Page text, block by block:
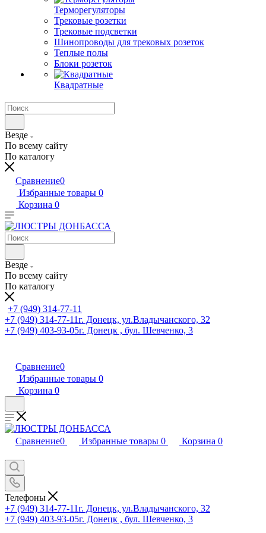
Терморегуляторы
Трековые розетки
Трековые подсветки
Шинопроводы для трековых розеток
Теплые полы
Блоки розеток
Квадратные
Везде
По всему сайту
По каталогу
Сравнение0
Избранные товары 0
Корзина 0
Везде
По всему сайту
По каталогу
+7 (949) 314-77-11
+7 (949) 314-77-11г. Донецк, ул.Владычанского, 32
+7 (949) 403-93-05г. Донецк , бул. Шевченко, 3
Сравнение0
Избранные товары 0
Корзина 0
Сравнение0 Избранные товары 0 Корзина 0
Телефоны
+7 (949) 314-77-11г. Донецк, ул.Владычанского, 32
+7 (949) 403-93-05г. Донецк , бул. Шевченко, 3